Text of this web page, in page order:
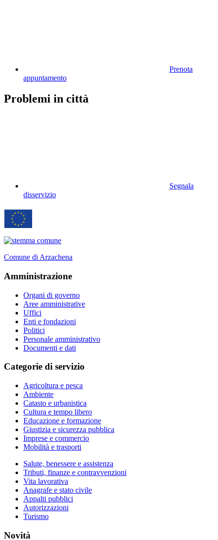
Prenota
appuntamento
Problemi in città
Segnala
disservizio
Comune di Arzachena
Amministrazione
Organi di governo
Aree amministrative
Uffici
Enti e fondazioni
Politici
Personale amministrativo
Documenti e dati
Categorie di servizio
Agricoltura e pesca
Ambiente
Catasto e urbanistica
Cultura e tempo libero
Educazione e formazione
Giustizia e sicurezza pubblica
Imprese e commercio
Mobilità e trasporti
Salute, benessere e assistenza
Tributi, finanze e contravvenzioni
Vita lavorativa
Anagrafe e stato civile
Appalti pubblici
Autorizzazioni
Turismo
Novità